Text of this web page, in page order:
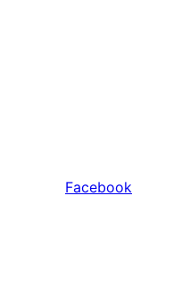
Facebook